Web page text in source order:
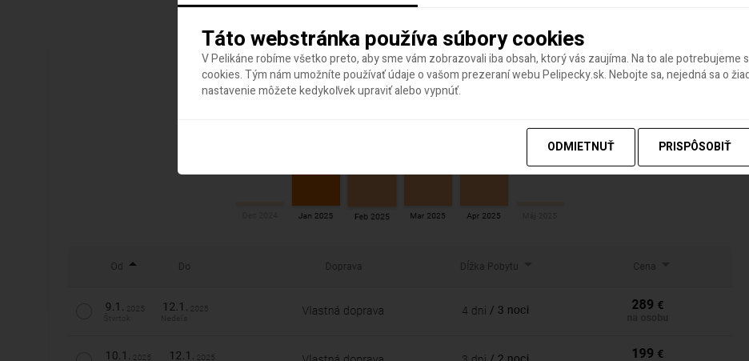
Táto webstránka používa súbory cookies
V Pelikáne robíme všetko preto, aby sme vám zobrazovali iba obsah, ktorý vás zaujíma. Na to ale potrebujeme
cookies. Tým nám umožníte používať údaje o vašom prezeraní webu Pelipecky.sk. Nebojte sa, nejedná sa o
nastavenie môžete kedykoľvek upraviť alebo vypnúť.
ODMIETNUŤ PRISPÔSOBIŤ